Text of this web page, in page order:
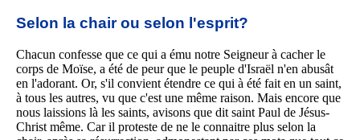
Selon la chair ou selon l'esprit?
Chacun confesse que ce qui a ému notre Seigneur à cacher le
corps de Moïse, a été de peur que le peuple d'Israël n'en abusât
en l'adorant. Or, s'il convient étendre ce qui à été fait en un saint,
à tous les autres, vu que c'est une même raison. Mais encore que
nous laissions là les saints, avisons que dit saint Paul de Jésus-
Christ même. Car il proteste de ne le connaitre plus selon la